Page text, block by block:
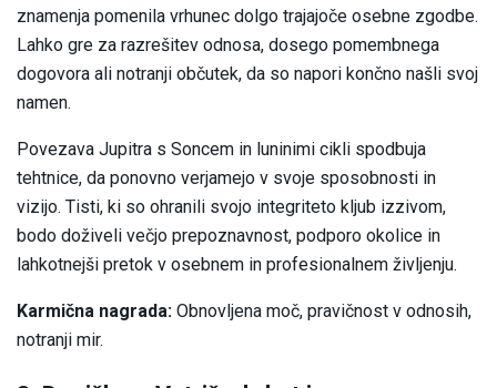
znamenja pomenila vrhunec dolgo trajajoče osebne zgodbe.
Lahko gre za razrešitev odnosa, dosego pomembnega
dogovora ali notranji občutek, da so napori končno našli svoj
namen.
Povezava Jupitra s Soncem in luninimi cikli spodbuja
tehtnice, da ponovno verjamejo v svoje sposobnosti in
vizijo. Tisti, ki so ohranili svojo integriteto kljub izzivom,
bodo doživeli večjo prepoznavnost, podporo okolice in
lahkotnejši pretok v osebnem in profesionalnem življenju.
Karmična nagrada: Obnovljena moč, pravičnost v odnosih,
notranji mir.